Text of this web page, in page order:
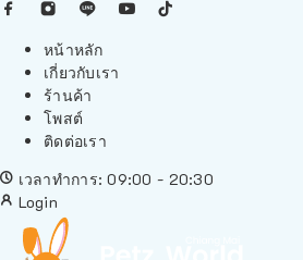
หน้าหลัก
เกี่ยวกับเรา
ร้านค้า
โพสต์
ติดต่อเรา
เวลาทำการ: 09:00 - 20:30
Login